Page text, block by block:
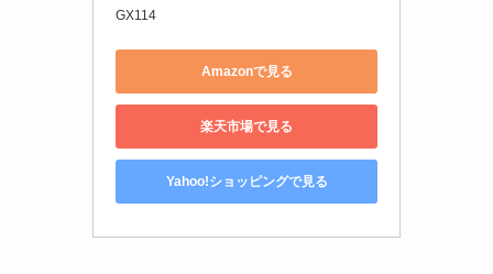
GX114
Amazonで見る
楽天市場で見る
Yahoo!ショッピングで見る